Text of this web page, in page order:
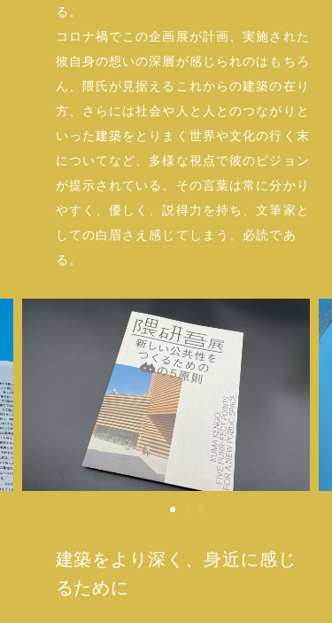
る。
コロナ禍でこの企画展が計画、実施された
彼自身の想いの深層が感じられのはもちろ
ん、隈氏が見据えるこれからの建築の在り
方、さらには社会や人と人とのつながりと
いった建築をとりまく世界や文化の行く末
についてなど、多様な視点で彼のビジョン
が提示されている。その言葉は常に分かり
やすく、優しく、説得力を持ち、文筆家と
しての白眉さえ感じてしまう。必読であ
る。
建築をより深く、身近に感じ
るために